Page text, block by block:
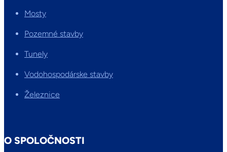
Mosty
Pozemné stavby
Tunely
Vodohospodárske stavby
Železnice
O SPOLOČNOSTI